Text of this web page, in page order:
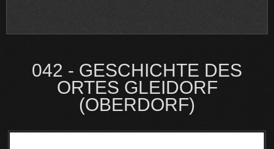
042 - GESCHICHTE DES
ORTES GLEIDORF
(OBERDORF)